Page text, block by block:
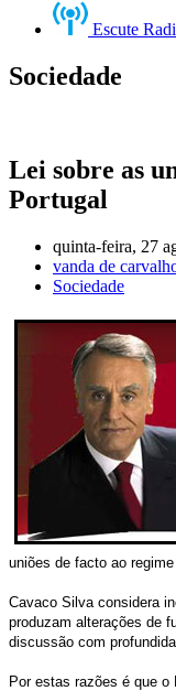
Escute
Sociedade
Lei sobre as
Portugal
quinta-feira, 27
vanda de
Sociedade
uniões de facto ao
Cavaco Silva considera
produzam alterações de
discussão com
Por estas razões é que o